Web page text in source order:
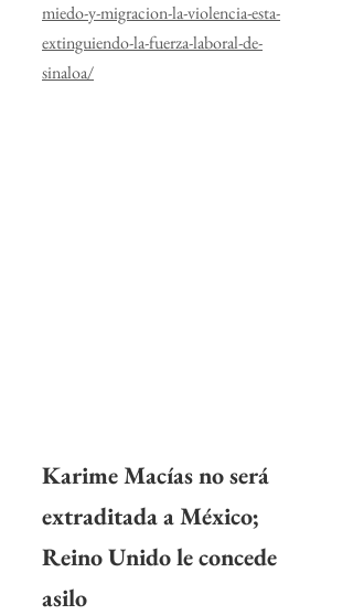
miedo-y-migracion-la-violencia-esta-
extinguiendo-la-fuerza-laboral-de-
sinaloa/
Karime Macías no será
extraditada a México;
Reino Unido le concede
asilo